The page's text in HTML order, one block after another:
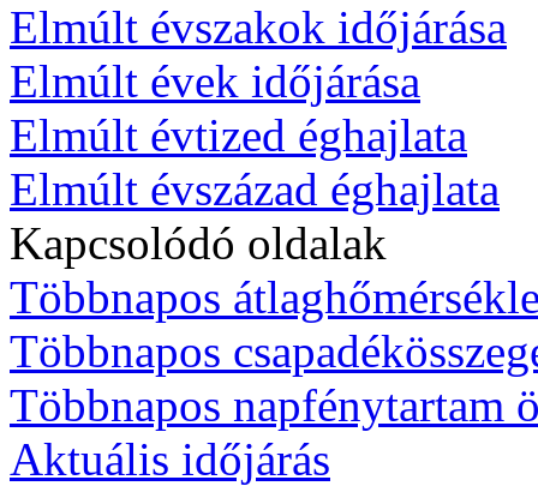
Elmúlt évszakok időjárása
Elmúlt évek időjárása
Elmúlt évtized éghajlata
Elmúlt évszázad éghajlata
Kapcsolódó oldalak
Többnapos
Többnapos
Többnapos napfénytartam
Aktuális időjárás